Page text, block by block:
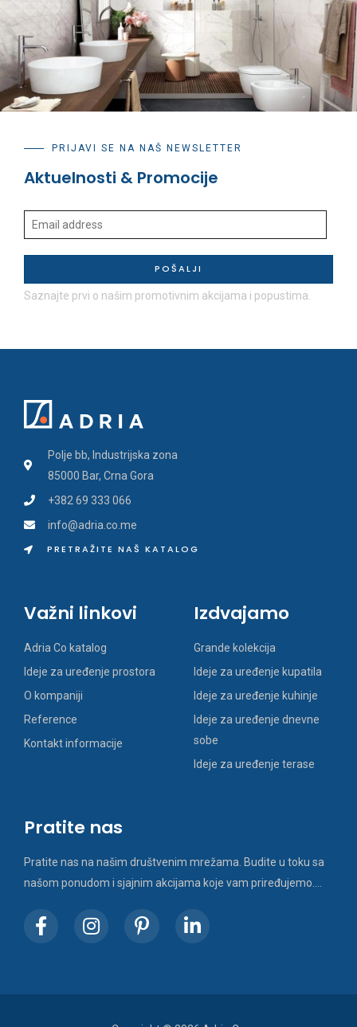
PRIJAVI SE NA NAŠ NEWSLETTER
Aktuelnosti & Promocije
POŠALJI
Saznajte prvi o našim promotivnim akcijama i popustima.
Polje bb, Industrijska zona
85000 Bar, Crna Gora
+382 69 333 066
info@adria.co.me
PRETRAŽITE NAŠ KATALOG
Važni linkovi
Adria Co katalog
Ideje za uređenje prostora
O kompaniji
Reference
Kontakt informacije
Izdvajamo
Grande kolekcija
Ideje za uređenje kupatila
Ideje za uređenje kuhinje
Ideje za uređenje dnevne
sobe
Ideje za uređenje terase
Pratite nas
Pratite nas na našim društvenim mrežama. Budite u toku sa
našom ponudom i sjajnim akcijama koje vam priređujemo….